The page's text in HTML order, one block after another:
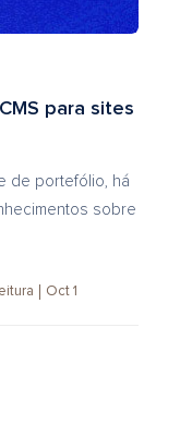
para sites
de portefólio, há
sobre
Oct 1